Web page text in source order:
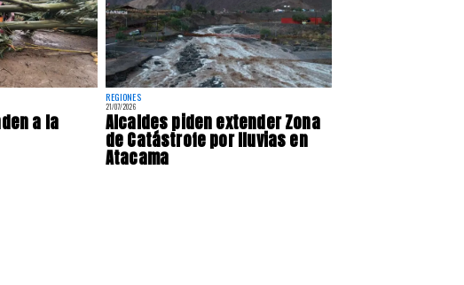
a la
REGIONES
21/07/2026
Alcaldes piden extender Zona
de Catástrofe por lluvias en
Atacama